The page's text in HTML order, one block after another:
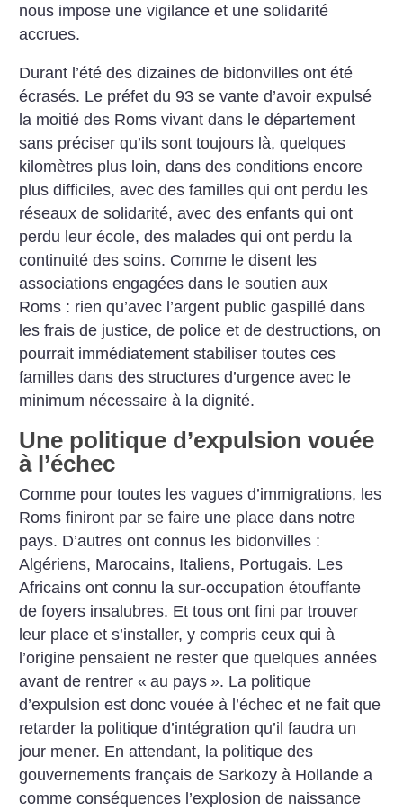
nous impose une vigilance et une solidarité
accrues.
Durant l’été des dizaines de bidonvilles ont été
écrasés. Le préfet du 93 se vante d’avoir expulsé
la moitié des Roms vivant dans le département
sans préciser qu’ils sont toujours là, quelques
kilomètres plus loin, dans des conditions encore
plus difficiles, avec des familles qui ont perdu les
réseaux de solidarité, avec des enfants qui ont
perdu leur école, des malades qui ont perdu la
continuité des soins. Comme le disent les
associations engagées dans le soutien aux
Roms : rien qu’avec l’argent public gaspillé dans
les frais de justice, de police et de destructions, on
pourrait immédiatement stabiliser toutes ces
familles dans des structures d’urgence avec le
minimum nécessaire à la dignité.
Une politique d’expulsion vouée
à l’échec
Comme pour toutes les vagues d’immigrations, les
Roms finiront par se faire une place dans notre
pays. D’autres ont connus les bidonvilles :
Algériens, Marocains, Italiens, Portugais. Les
Africains ont connu la sur-occupation étouffante
de foyers insalubres. Et tous ont fini par trouver
leur place et s’installer, y compris ceux qui à
l’origine pensaient ne rester que quelques années
avant de rentrer « au pays ». La politique
d’expulsion est donc vouée à l’échec et ne fait que
retarder la politique d’intégration qu’il faudra un
jour mener. En attendant, la politique des
gouvernements français de Sarkozy à Hollande a
comme conséquences l’explosion de naissance